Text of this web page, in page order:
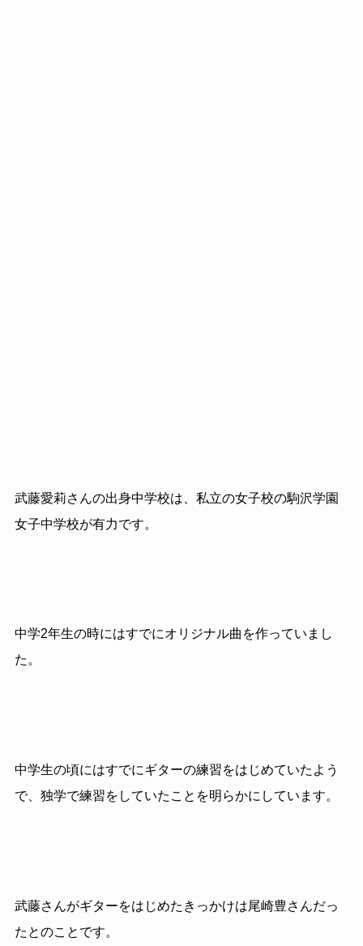
武藤愛莉さんの出身中学校は、私立の女子校の駒沢学園
女子中学校が有力です。
中学2年生の時にはすでにオリジナル曲を作っていまし
た。
中学生の頃にはすでにギターの練習をはじめていたよう
で、独学で練習をしていたことを明らかにしています。
武藤さんがギターをはじめたきっかけは尾崎豊さんだっ
たとのことです。